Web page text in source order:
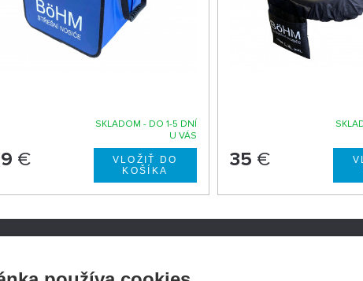
SKLADOM - DO 1-5 DNÍ
U VÁS
€ 35 €